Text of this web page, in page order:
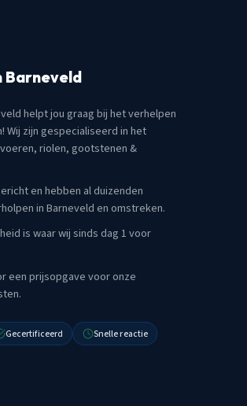
Barneveld
helpt jou graag bij het verhelpen
Wij zijn gespecialiseerd in het
riolen, gootstenen &
en hebben al duizenden
in Barneveld en omstreken.
is waar wij sinds dag 1 voor
een prijsopgave voor onze
Gecertificeerd Snelle reactie